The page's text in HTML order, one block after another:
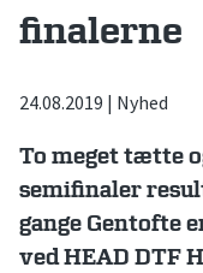
finalerne
24.08.2019 | Nyhed
To meget tætte
semifinaler
gange Gentofte
ved HEAD DTF